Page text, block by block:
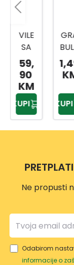
VILE
SA
TRI
ZUPC
A I
DRŠK
OM
59,
90
KM
KUPI
E
KUPI
Ne propusti
Odabirom
informacije o